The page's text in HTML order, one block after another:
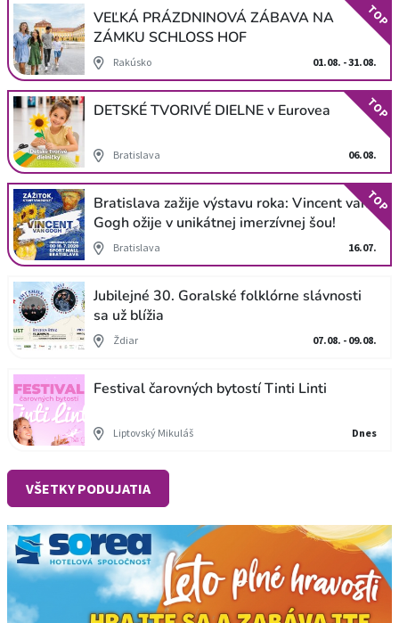
VEĽKÁ PRÁZDNINOVÁ ZÁBAVA NA
ZÁMKU SCHLOSS HOF
Rakúsko 01.08. - 31.08.
TOP
DETSKÉ TVORIVÉ DIELNE v Eurovea
Bratislava 06.08.
TOP
Bratislava zažije výstavu roka: Vincent van
Gogh ožije v unikátnej imerzívnej šou!
Bratislava 16.07.
TOP
Jubilejné 30. Goralské folklórne slávnosti
sa už blížia
Ždiar 07.08. - 09.08.
Festival čarovných bytostí Tinti Linti
Liptovský Mikuláš Dnes
VŠETKY PODUJATIA